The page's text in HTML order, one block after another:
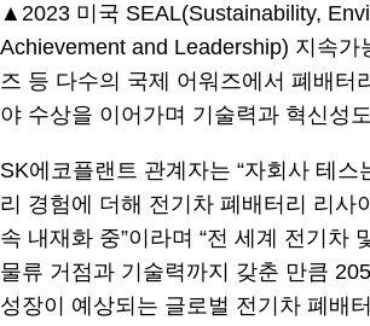
▲2023 미국 SEAL(Sustainability,
Achievement and Leadership) 지속가
즈 등 다수의 국제 어워즈에서 폐배터
야 수상을 이어가며 기술력과 혁신성
SK에코플랜트 관계자는 “자회사 테스
리 경험에 더해 전기차 폐배터리 리사
속 내재화 중”이라며 “전 세계 전기차
물류 거점과 기술력까지 갖춘 만큼
성장이 예상되는 글로벌 전기차 폐배